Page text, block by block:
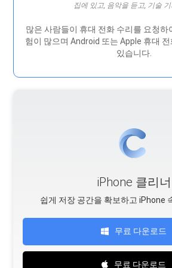
집에 있고, 음악을 듣고, 기술
많은 사람들이 휴대 전화 수리를 요청하
험이 많으며 Android 또는 Apple 휴대
있습니다.
iPhone 클리너
쉽게 저장 공간을 확보하고 iPhone
무료 다운로드
무료 다운로드